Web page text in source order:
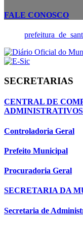
FALE CONOSCO
SECRETARIAS
CENTRAL DE
Controladoria Geral
Prefeito Municipal
Procuradoria Geral
SECRETARIA DA
Secretaria de